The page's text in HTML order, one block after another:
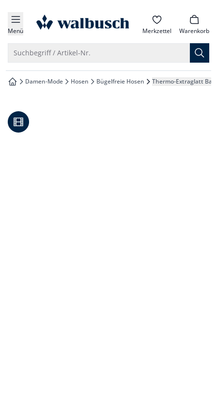
springen
springen
springen
springen
Menü zur Startseite Merkzettel Warenkorb
Suchbegriff / Artikel-Nr.
zur Startseite
Damen-Mode Hosen Bügelfreie Hosen Thermo-Extraglatt
Video